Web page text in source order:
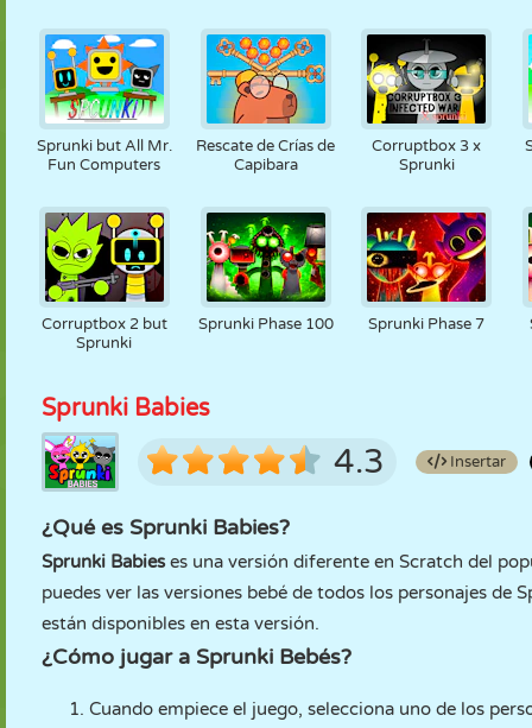
Sprunki but All Mr.
Fun Computers
Rescate de Crías de
Capibara
Corruptbox 3 x
Sprunki
Corruptbox 2 but
Sprunki
Sprunki Phase 100 Sprunki Phase 7
Sprunki Babies
4.3 Insertar
¿Qué es Sprunki Babies?
Sprunki Babieses una versión diferente en Scratch del
puedes ver las versiones bebé de todos los personajes de
están disponibles en esta versión.
¿Cómo jugar a Sprunki Bebés?
Cuando empiece el juego, selecciona uno de los